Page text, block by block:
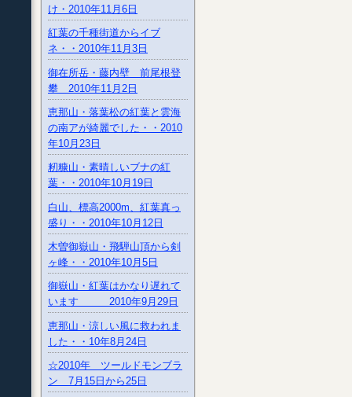
け・2010年11月6日
紅葉の千種街道からイブ
ネ・・2010年11月3日
御在所岳・藤内壁 前尾根登
攀 2010年11月2日
恵那山・落葉松の紅葉と雲海
の南アが綺麗でした・・2010
年10月23日
籾糠山・素晴しいブナの紅
葉・・2010年10月19日
白山、標高2000m、紅葉真っ
盛り・・2010年10月12日
木曽御嶽山・飛騨山頂から剣
ヶ峰・・2010年10月5日
御嶽山・紅葉はかなり遅れて
います 2010年9月29日
恵那山・涼しい風に救われま
した・・10年8月24日
☆2010年 ツールドモンブラ
ン 7月15日から25日